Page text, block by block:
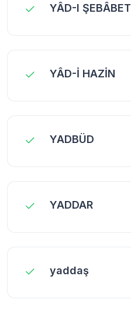
YÂD-I ŞEBÂBET
YÂD-İ HAZİN
YADBÜD
YADDAR
yaddaş